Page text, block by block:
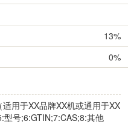
13%
0%
用于XX品牌XX机或通用于XX
号;6:GTIN;7:CAS;8:其他